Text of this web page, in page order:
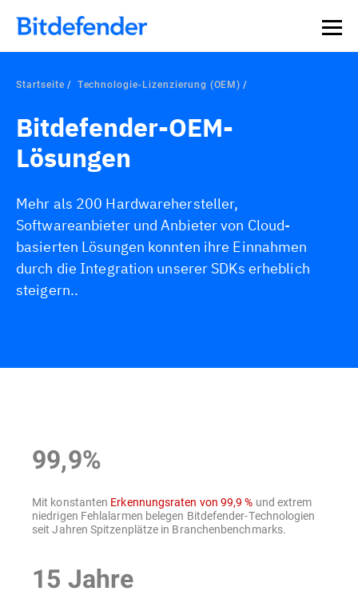
Startseite Technologie-Lizenzierung (OEM)
Bitdefender-OEM-
Lösungen
Mehr als 200 Hardwarehersteller,
Softwareanbieter und Anbieter von Cloud-
basierten Lösungen konnten ihre Einnahmen
durch die Integration unserer SDKs erheblich
steigern..
99,9%
Mit konstanten Erkennungsraten von 99,9 % und extrem
niedrigen Fehlalarmen belegen Bitdefender-Technologien
seit Jahren Spitzenplätze in Branchenbenchmarks.
15 Jahre